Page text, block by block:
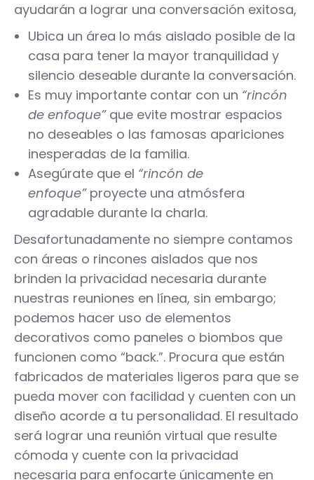
ayudarán a lograr una conversación exitosa,
Ubica un área lo más aislado posible de la
casa para tener la mayor tranquilidad y
silencio deseable durante la conversación.
Es muy importante contar con un “rincón
de enfoque” que evite mostrar espacios
no deseables o las famosas apariciones
inesperadas de la familia.
Asegúrate que el “rincón de
enfoque” proyecte una atmósfera
agradable durante la charla.
Desafortunadamente no siempre contamos
con áreas o rincones aislados que nos
brinden la privacidad necesaria durante
nuestras reuniones en línea, sin embargo;
podemos hacer uso de elementos
decorativos como paneles o biombos que
funcionen como “back.”. Procura que están
fabricados de materiales ligeros para que se
pueda mover con facilidad y cuenten con un
diseño acorde a tu personalidad. El resultado
será lograr una reunión virtual que resulte
cómoda y cuente con la privacidad
necesaria para enfocarte únicamente en